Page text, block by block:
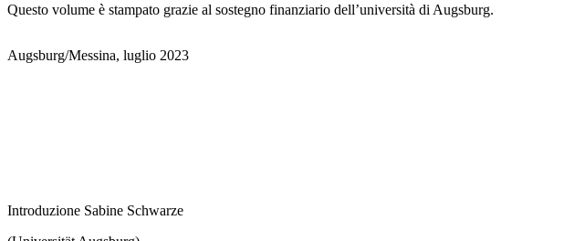
Questo volume è stampato grazie al sostegno finanziario dell’università di Augsburg.
Augsburg/Messina, luglio 2023
Introduzione Sabine Schwarze